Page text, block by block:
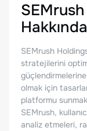
Hakkında
SEMrush
stratejilerini
güçlendirmelerine
olmak için
platformu
SEMrush,
analiz etmeleri,